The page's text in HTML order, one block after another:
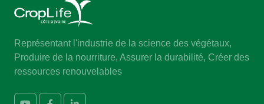
Représentant l'industrie de la science des végétaux,
Produire de la nourriture, Assurer la durabilité, Créer des
ressources renouvelables